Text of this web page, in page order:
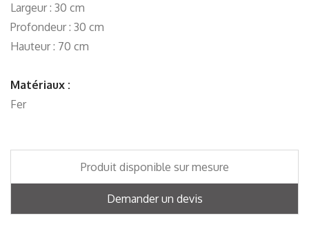
Largeur : 30 cm
Profondeur : 30 cm
Hauteur : 70 cm
Matériaux :
Fer
Produit disponible sur mesure
Demander un devis